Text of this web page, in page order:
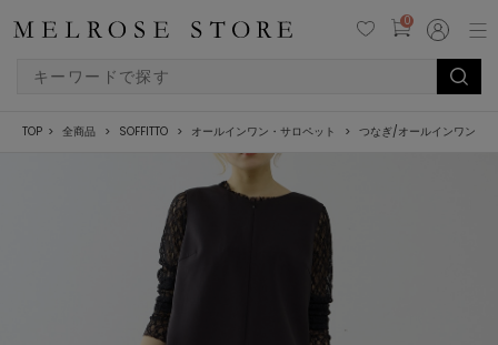
0
TOP 全商品 SOFFITTO オールインワン・サロペット つなぎ/オールインワン